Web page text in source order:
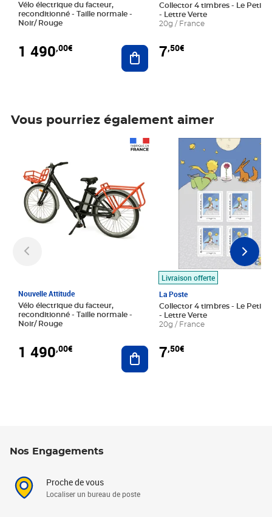
Vélo électrique du facteur,
reconditionné - Taille normale -
Noir/ Rouge
1 490,00€ Ajouter au panier
Collector 4 timbres - Le Petit
- Lettre Verte
20g / France
7,50€
Vous pourriez également aimer
Nouvelle Attitude
Vélo électrique du facteur,
reconditionné - Taille normale -
Noir/ Rouge
1 490,00€ Ajouter au panier
Livraison offerte
La Poste
Collector 4 timbres - Le Petit
- Lettre Verte
20g / France
7,50€
Prix 7,50€
Nos Engagements
Proche de vous
Localiser un bureau de poste